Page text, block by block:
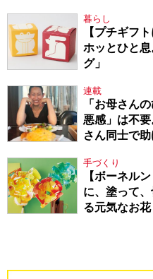
暮らし
【プチギフ
ホッとひと
グ」
連載
「お母さん
悪感」は不
さん同士で
手づくり
【ボーネル
に、塗って
る元気なお